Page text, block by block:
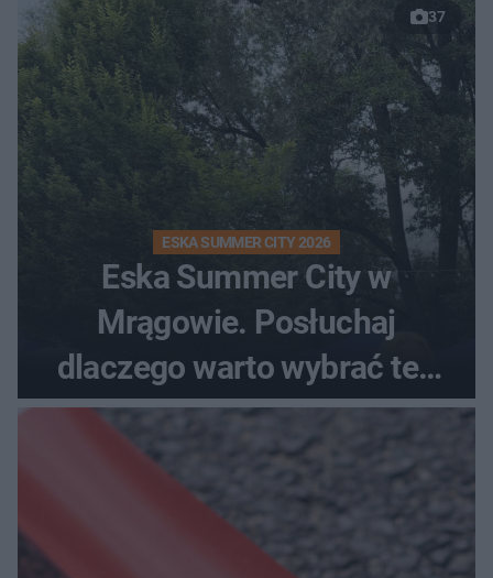
37
ESKA SUMMER CITY 2026
Eska Summer City w
Mrągowie. Posłuchaj
dlaczego warto wybrać ten
kierunek na urlop!